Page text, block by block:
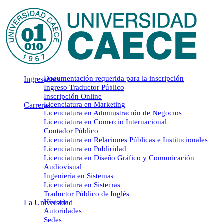
IngresantesDocumentación requerida para la inscripción
Ingreso Traductor Público
Inscripción Online
CarrerasLicenciatura en Marketing
Licenciatura en Administración de Negocios
Licenciatura en Comercio Internacional
Contador Público
Licenciatura en Relaciones Públicas e Institucionales
Licenciatura en Publicidad
Licenciatura en Diseño Gráfico y Comunicación
Audiovisual
Ingeniería en Sistemas
Licenciatura en Sistemas
Traductor Público de Inglés
La Universidad
Historia
Autoridades
Sedes